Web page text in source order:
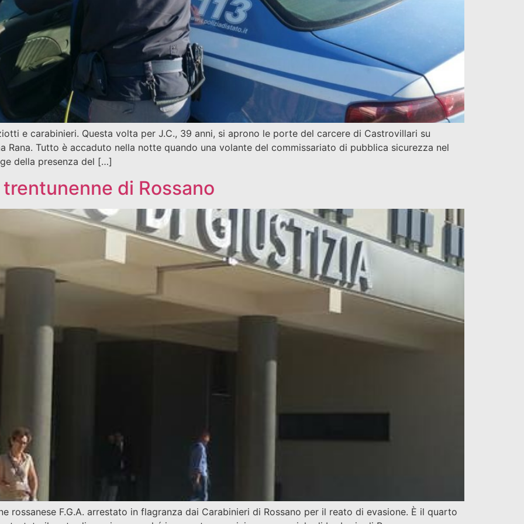
e carabinieri. Questa volta per J.C., 39 anni, si aprono le porte del carcere di Castrovillari su
Tutto è accaduto nella notte quando una volante del commissariato di pubblica sicurezza nel
della presenza del […]
di Rossano
rossanese F.G.A. arrestato in flagranza dai Carabinieri di Rossano per il reato di evasione. È il quarto